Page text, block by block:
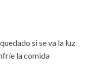
si se va la luz
la comida